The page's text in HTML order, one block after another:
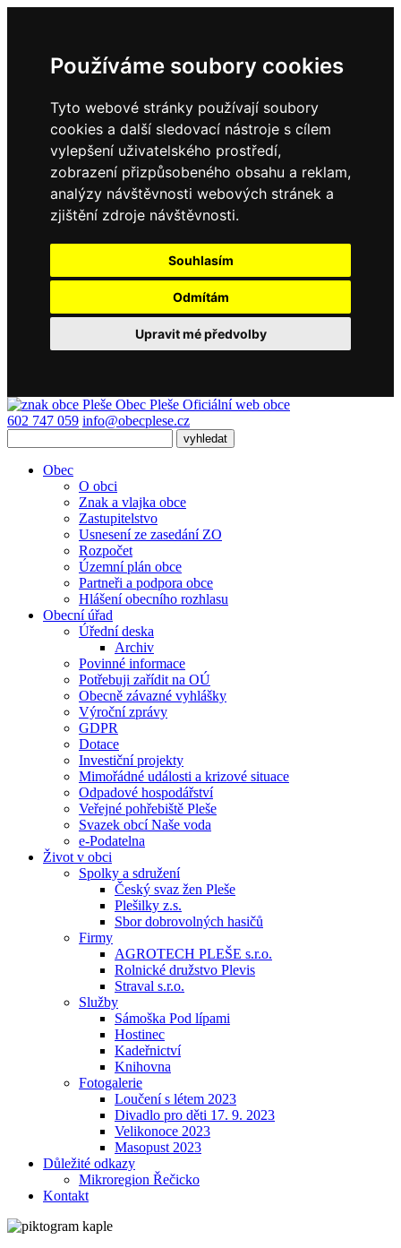
Používáme soubory cookies
Tyto webové stránky používají soubory
cookies a další sledovací nástroje s cílem
vylepšení uživatelského prostředí,
zobrazení přizpůsobeného obsahu a reklam,
analýzy návštěvnosti webových stránek a
zjištění zdroje návštěvnosti.
Souhlasím
Odmítám
Upravit mé předvolby
Obec Pleše Oficiální web obce
602 747 059 info@obecplese.cz
Obec
O obci
Znak a vlajka obce
Zastupitelstvo
Usnesení ze zasedání ZO
Rozpočet
Územní plán obce
Partneři a podpora obce
Hlášení obecního rozhlasu
Obecní úřad
Úřední deska
Archiv
Povinné informace
Potřebuji zařídit na OÚ
Obecně závazné vyhlášky
Výroční zprávy
GDPR
Dotace
Investiční projekty
Mimořádné události a krizové situace
Odpadové hospodářství
Veřejné pohřebiště Pleše
Svazek obcí Naše voda
e-Podatelna
Život v obci
Spolky a sdružení
Český svaz žen Pleše
Plešilky z.s.
Sbor dobrovolných hasičů
Firmy
AGROTECH PLEŠE s.r.o.
Rolnické družstvo Plevis
Straval s.r.o.
Služby
Sámoška Pod lípami
Hostinec
Kadeřnictví
Knihovna
Fotogalerie
Loučení s létem 2023
Divadlo pro děti 17. 9. 2023
Velikonoce 2023
Masopust 2023
Důležité odkazy
Mikroregion Řečicko
Kontakt